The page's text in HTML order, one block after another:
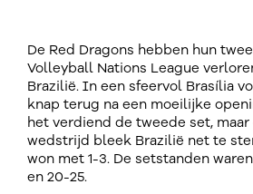
De Red Dragons hebben hun
Volleyball Nations League
Brazilië. In een sfeervol Brasília
knap terug na een moeilijke
het verdiend de tweede set,
wedstrijd bleek Brazilië net te
won met 1-3. De setstanden waren
en 20-25.